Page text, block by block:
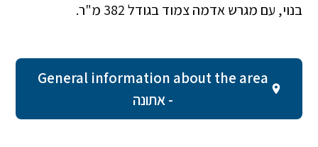
בנוי, עם מגרש אדמה צמוד בגודל 382 מ"ר.
General information about the area
- אתונה